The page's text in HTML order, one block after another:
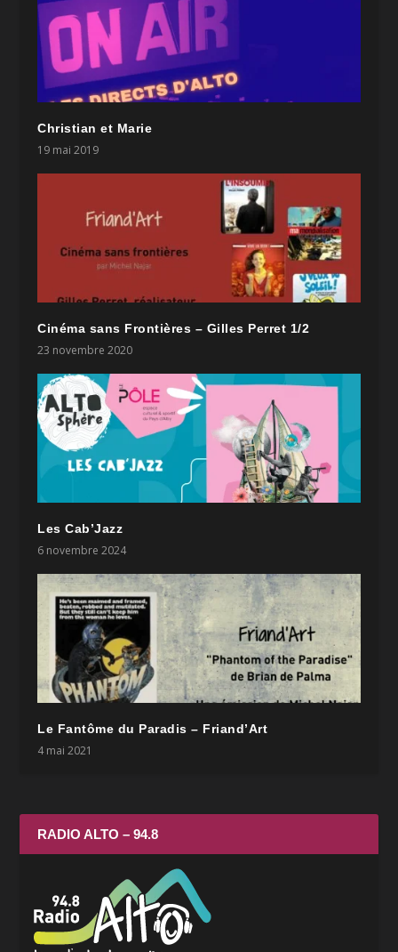
Christian et Marie
19 mai 2019
Cinéma sans Frontières – Gilles Perret 1/2
23 novembre 2020
Les Cab’Jazz
6 novembre 2024
Le Fantôme du Paradis – Friand’Art
4 mai 2021
RADIO ALTO – 94.8